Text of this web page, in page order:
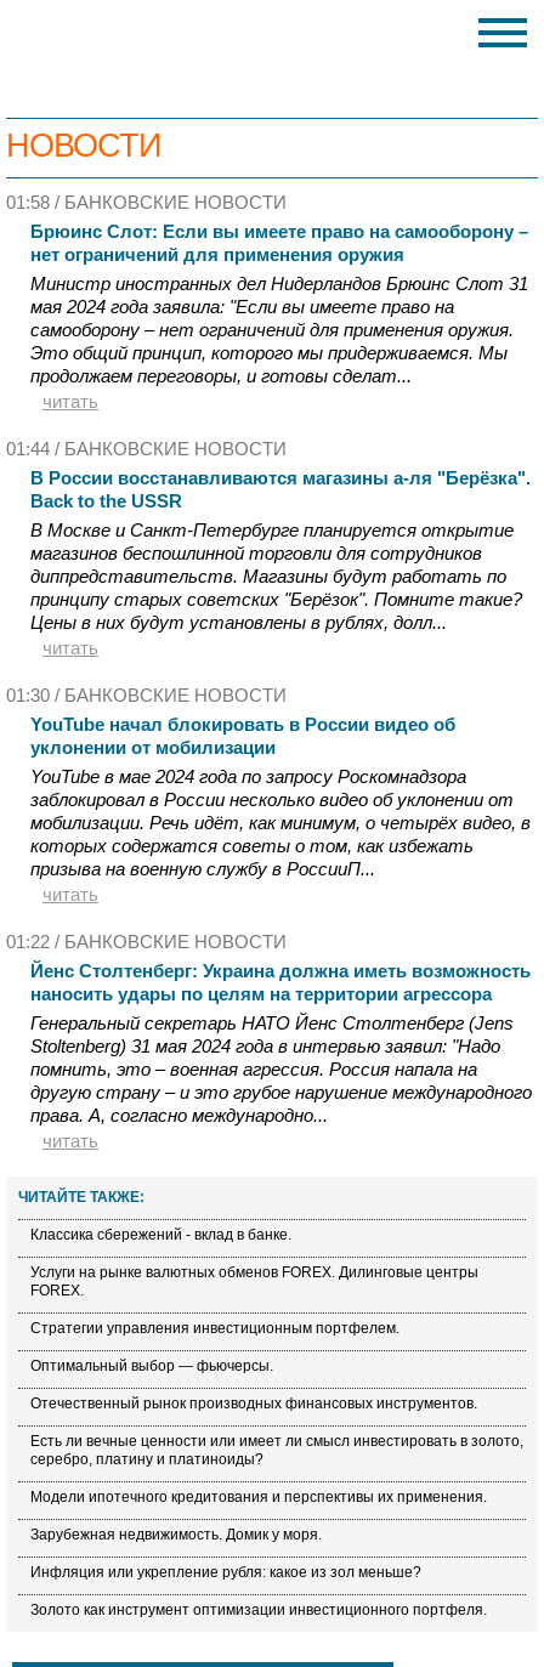
НОВОСТИ
01:58 / БАНКОВСКИЕ НОВОСТИ
Брюинс Слот: Если вы имеете право на самооборону –
нет ограничений для применения оружия
Министр иностранных дел Нидерландов Брюинс Слот 31
мая 2024 года заявила: "Если вы имеете право на
самооборону – нет ограничений для применения оружия.
Это общий принцип, которого мы придерживаемся. Мы
продолжаем переговоры, и готовы сделат...
читать
01:44 / БАНКОВСКИЕ НОВОСТИ
В России восстанавливаются магазины а-ля "Берёзка".
Back to the USSR
В Москве и Санкт-Петербурге планируется открытие
магазинов беспошлинной торговли для сотрудников
диппредставительств. Магазины будут работать по
принципу старых советских "Берёзок". Помните такие?
Цены в них будут установлены в рублях, долл...
читать
01:30 / БАНКОВСКИЕ НОВОСТИ
YouTube начал блокировать в России видео об
уклонении от мобилизации
YouTube в мае 2024 года по запросу Роскомнадзора
заблокировал в России несколько видео об уклонении от
мобилизации. Речь идёт, как минимум, о четырёх видео, в
которых содержатся советы о том, как избежать
призыва на военную службу в РоссииП...
читать
01:22 / БАНКОВСКИЕ НОВОСТИ
Йенс Столтенберг: Украина должна иметь возможность
наносить удары по целям на территории агрессора
Генеральный секретарь НАТО Йенс Столтенберг (Jens
Stoltenberg) 31 мая 2024 года в интервью заявил: "Надо
помнить, это – военная агрессия. Россия напала на
другую страну – и это грубое нарушение международного
права. А, согласно международно...
читать
ЧИТАЙТЕ ТАКЖЕ:
Классика сбережений - вклад в банке.
Услуги на рынке валютных обменов FOREX. Дилинговые центры
FOREX.
Стратегии управления инвестиционным портфелем.
Оптимальный выбор — фьючерсы.
Отечественный рынок производных финансовых инструментов.
Есть ли вечные ценности или имеет ли смысл инвестировать в золото,
серебро, платину и платиноиды?
Модели ипотечного кредитования и перспективы их применения.
Зарубежная недвижимость. Домик у моря.
Инфляция или укрепление рубля: какое из зол меньше?
Золото как инструмент оптимизации инвестиционного портфеля.